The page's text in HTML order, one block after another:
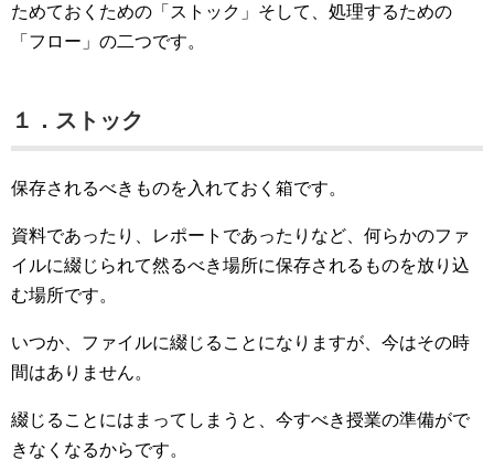
ためておくための「ストック」そして、処理するための
「フロー」の二つです。
１．ストック
保存されるべきものを入れておく箱です。
資料であったり、レポートであったりなど、何らかのファ
イルに綴じられて然るべき場所に保存されるものを放り込
む場所です。
いつか、ファイルに綴じることになりますが、今はその時
間はありません。
綴じることにはまってしまうと、今すべき授業の準備がで
きなくなるからです。